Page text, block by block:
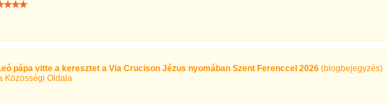
pápa vitte a keresztet a Via Crucison Jézus nyomában Szent Ferenccel 2026 (blogbejegyzés)
Közösségi Oldala